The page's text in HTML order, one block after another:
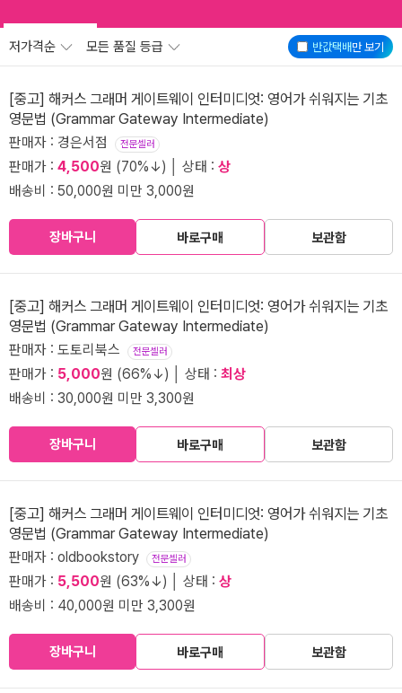
반값택배만 보기
저가격순 모든 품질 등급
[중고] 해커스 그래머 게이트웨이 인터미디엇: 영어가 쉬워지는 기초
영문법 (Grammar Gateway Intermediate)
판매자 : 경은서점 전문셀러
판매가 : 4,500원 (70%↓) │ 상태 : 상
배송비 : 50,000원 미만 3,000원
장바구니 바로구매 보관함
[중고] 해커스 그래머 게이트웨이 인터미디엇: 영어가 쉬워지는 기초
영문법 (Grammar Gateway Intermediate)
판매자 : 도토리북스 전문셀러
판매가 : 5,000원 (66%↓) │ 상태 : 최상
배송비 : 30,000원 미만 3,300원
장바구니 바로구매 보관함
[중고] 해커스 그래머 게이트웨이 인터미디엇: 영어가 쉬워지는 기초
영문법 (Grammar Gateway Intermediate)
판매자 : oldbookstory 전문셀러
판매가 : 5,500원 (63%↓) │ 상태 : 상
배송비 : 40,000원 미만 3,300원
장바구니 바로구매 보관함